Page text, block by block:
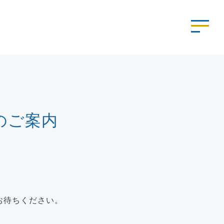
ご案内
ちください。